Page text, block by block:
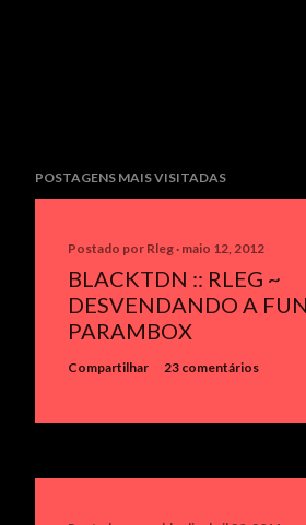
POSTAGENS MAIS VISITADAS
Postado por Rleg maio 12, 2012
BLACKTDN :: RLEG ~
DESVENDANDO A
PARAMBOX
Compartilhar 23 comentários